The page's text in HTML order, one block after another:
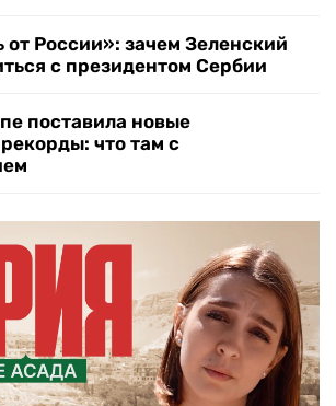
от России»: зачем Зеленский
с президентом Сербии
поставила новые
что там с